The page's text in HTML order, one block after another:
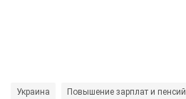
Украина Повышение зарплат и пенсий